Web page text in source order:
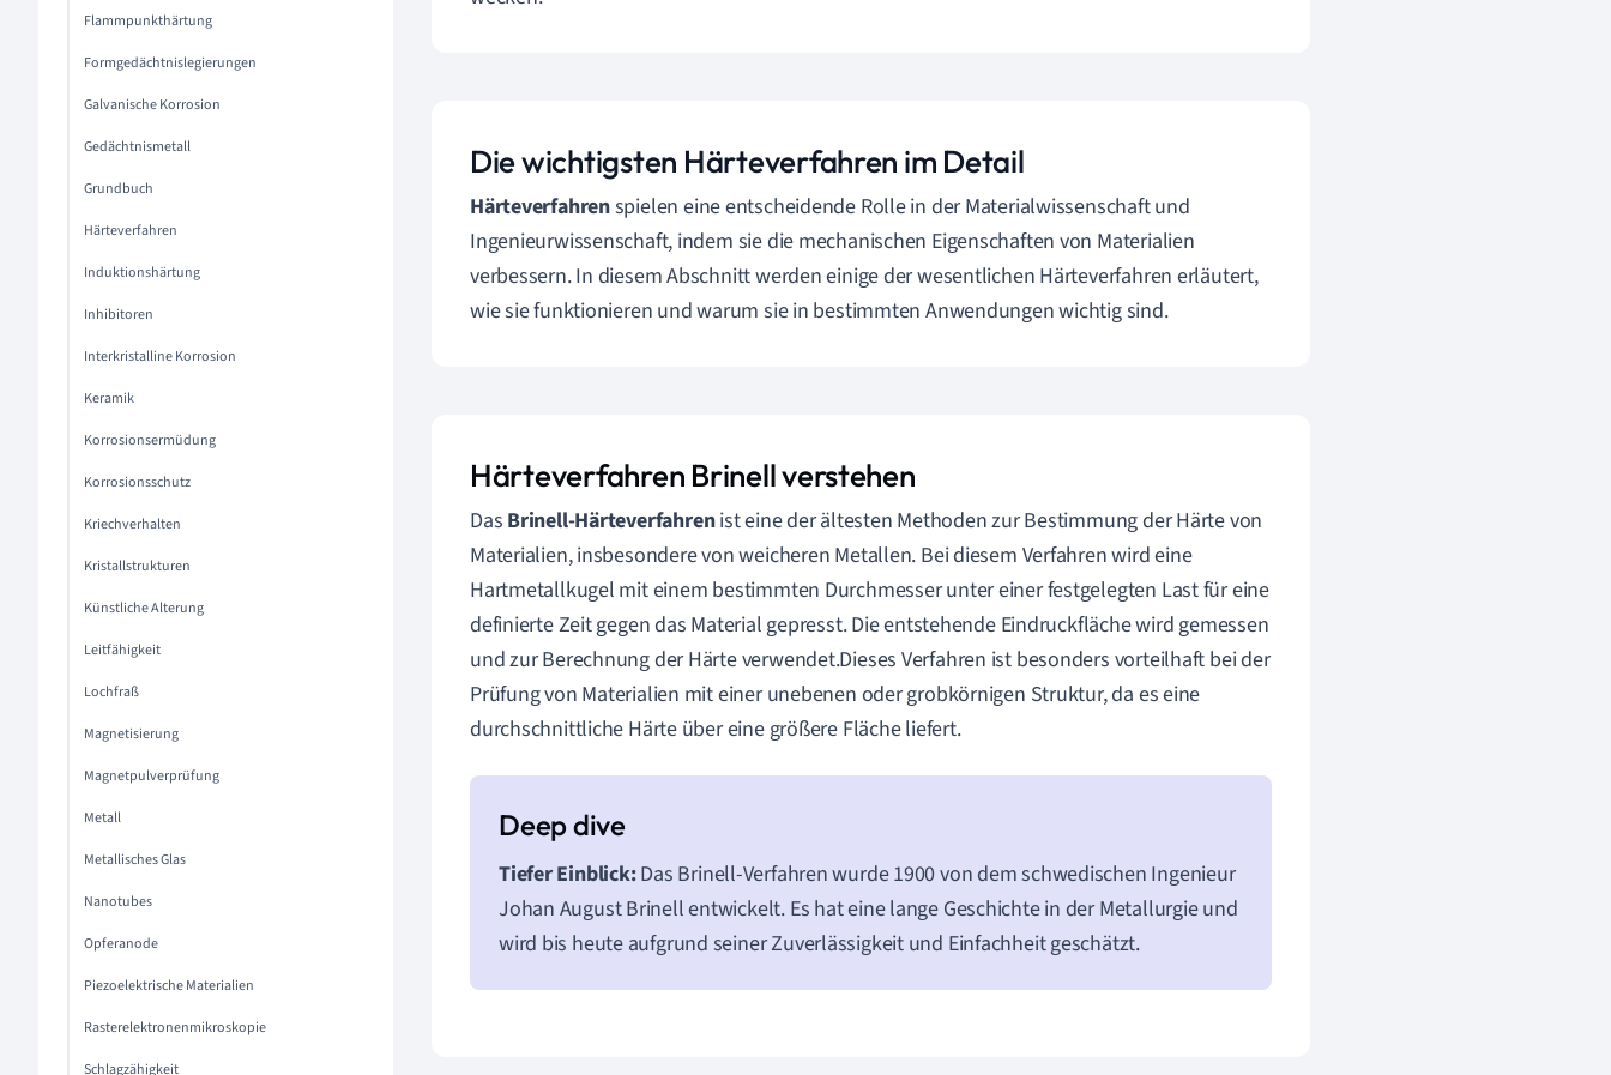
Flammpunkthärtung
Formgedächtnislegierungen
Galvanische Korrosion
Gedächtnismetall
Grundbuch
Härteverfahren
Induktionshärtung
Inhibitoren
Interkristalline Korrosion
Keramik
Korrosionsermüdung
Korrosionsschutz
Kriechverhalten
Kristallstrukturen
Künstliche Alterung
Leitfähigkeit
Lochfraß
Magnetisierung
Magnetpulverprüfung
Metall
Metallisches Glas
Nanotubes
Opferanode
Piezoelektrische Materialien
Rasterelektronenmikroskopie
Schlagzähigkeit
Die wichtigsten Härteverfahren im Detail
Härteverfahrenspielen eine entscheidende Rolle in der Materialwissenschaft und
Ingenieurwissenschaft, indem sie die mechanischen Eigenschaften von Materialien
verbessern. In diesem Abschnitt werden einige der wesentlichen Härteverfahren erläutert,
wie sie funktionieren und warum sie in bestimmten Anwendungen wichtig sind.
Härteverfahren Brinell verstehen
Das Brinell-Härteverfahrenist eine der ältesten Methoden zur Bestimmung der Härte von
Materialien, insbesondere von weicheren Metallen. Bei diesem Verfahren wird eine
Hartmetallkugel mit einem bestimmten Durchmesser unter einer festgelegten Last für eine
definierte Zeit gegen das Material gepresst. Die entstehende Eindruckfläche wird gemessen
und zur Berechnung der Härte verwendet.Dieses Verfahren ist besonders vorteilhaft bei der
Prüfung von Materialien mit einer unebenen oder grobkörnigen Struktur, da es eine
durchschnittliche Härte über eine größere Fläche liefert.
Tiefer Einblick:Das Brinell-Verfahren wurde 1900 von dem schwedischen Ingenieur
Johan August Brinell entwickelt. Es hat eine lange Geschichte in der Metallurgie und
wird bis heute aufgrund seiner Zuverlässigkeit und Einfachheit geschätzt.